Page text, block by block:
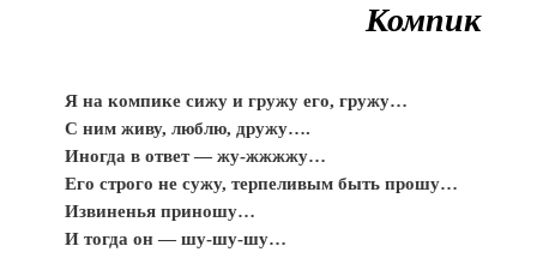
Компик
Я на компике сижу и гружу его, гружу…
С ним живу, люблю, дружу….
Иногда в ответ — жу-жжжжу…
Его строго не сужу, терпеливым быть прошу…
Извиненья приношу…
И тогда он — шу-шу-шу…